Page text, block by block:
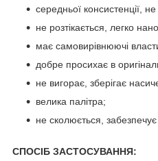
середньої консистенції,
не розтікається, легко
має самовирівнюючі
добре просихає в
не вигорає, зберігає
велика палітра;
не сколюється, забезпечує
СПОСІБ ЗАСТОСУВАННЯ: